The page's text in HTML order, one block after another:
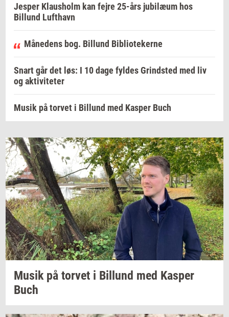
Jesper Klausholm kan fejre 25-års jubilæum hos
Billund Lufthavn
Månedens bog. Billund Bibliotekerne
Snart går det løs: I 10 dage fyldes Grindsted med liv
og aktiviteter
Musik på torvet i Billund med Kasper Buch
Musik på tor­vet i Bil­lund med Kas­per
Buch